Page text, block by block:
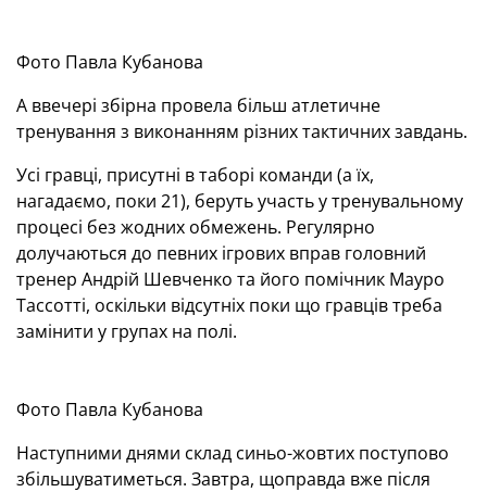
Фото Павла Кубанова
А ввечері збірна провела більш атлетичне
тренування з виконанням різних тактичних завдань.
Усі гравці, присутні в таборі команди (а їх,
нагадаємо, поки 21), беруть участь у тренувальному
процесі без жодних обмежень. Регулярно
долучаються до певних ігрових вправ головний
тренер Андрій Шевченко та його помічник Мауро
Тассотті, оскільки відсутніх поки що гравців треба
замінити у групах на полі.
Фото Павла Кубанова
Наступними днями склад синьо-жовтих поступово
збільшуватиметься. Завтра, щоправда вже після